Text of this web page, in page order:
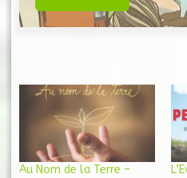
Au Nom de la Terre –